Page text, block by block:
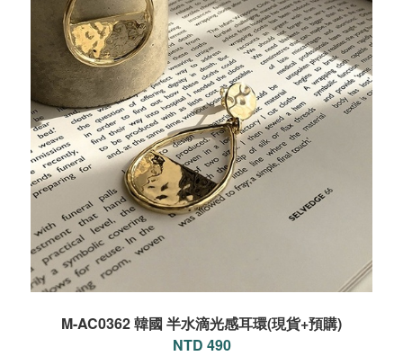
M-AC0362 韓國 半水滴光感耳環(現貨+預購)
NTD 490